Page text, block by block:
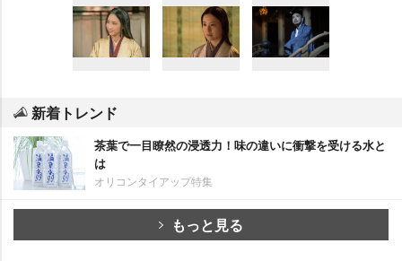
新着トレンド
茶葉で一目瞭然の浸透力！味の違いに衝撃を受ける水と
は
オリコンタイアップ特集
もっと見る